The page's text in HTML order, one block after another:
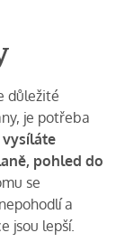
důležité
je potřeba
vysíláte
pohled do
se
a
jsou lepší.